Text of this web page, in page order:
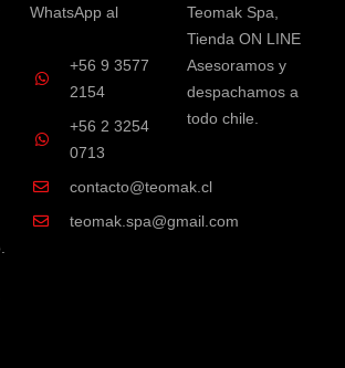
WhatsApp al
+56 9 3577
2154
+56 2 3254
0713
contacto@teomak.cl
teomak.spa@gmail.com
Teomak Spa,
Tienda ON LINE
Asesoramos y
despachamos a
todo chile.